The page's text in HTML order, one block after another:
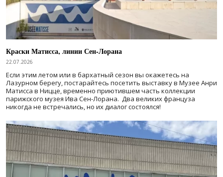
Краски Матисса, линии Сен-Лорана
22.07.2026
Если этим летом или в бархатный сезон вы окажетесь на
Лазурном берегу, постарайтесь посетить выставку в Музее Анри
Матисса в Ницце, временно приютившем часть коллекции
парижского музея Ива Сен-Лорана. Два великих француза
никогда не встречались, но их диалог состоялся!